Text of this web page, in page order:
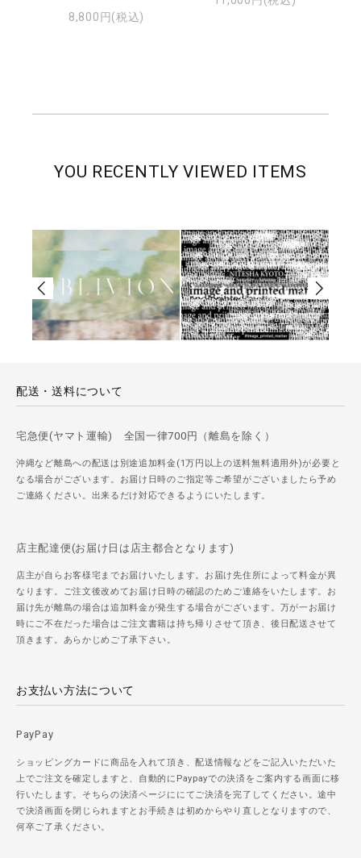
8,800円(税込)
YOU RECENTLY VIEWED ITEMS
配送・送料について
宅急便(ヤマト運輸) 全国一律700円（離島を除く）
沖縄など離島への配送は別途追加料金(1万円以上の送料無料適用外)が必要と
なる場合がございます。お届け日時のご指定等ご希望がございましたら予め
ご連絡ください。出来るだけ対応できるようにいたします。
店主配達便(お届け日は店主都合となります)
店主が自らお客様宅までお届けいたします。お届け先住所によって料金が異
なります。ご注文後改めてお届け日時の確認のためご連絡をいたします。お
届け先が離島の場合は追加料金が発生する場合がございます。万が一お届け
時にご不在だった場合はご注文書籍は持ち帰りさせて頂き、後日配送させて
頂きます。あらかじめご了承下さい。
お支払い方法について
PayPay
ショッピングカードに商品を入れて頂き、配送情報などをご記入いただいた
上でご注文を確定しますと、自動的にPaypayでの決済をご案内する画面に移
行いたします。そちらの決済ページににてご決済を完了してください。途中
で決済画面を閉じられますとお手続きは初めからやり直しとなりますので、
何卒ご了承ください。